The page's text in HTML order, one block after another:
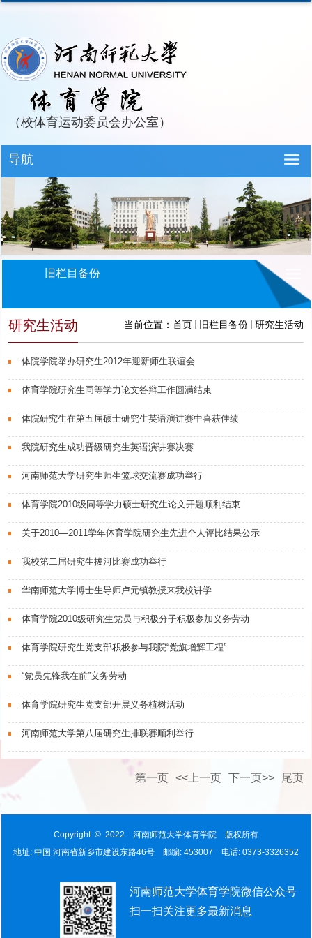
（校体育运动委员会办公室）
导航
旧栏目备份
当前位置： 首页 旧栏目备份 研究生活动
研究生活动
体院学院举办研究生2012年迎新师生联谊会
体育学院研究生同等学力论文答辩工作圆满结束
体院研究生在第五届硕士研究生英语演讲赛中喜获佳绩
我院研究生成功晋级研究生英语演讲赛决赛
河南师范大学研究生师生篮球交流赛成功举行
体育学院2010级同等学力硕士研究生论文开题顺利结束
关于2010—2011学年体育学院研究生先进个人评比结果公示
我校第二届研究生拔河比赛成功举行
华南师范大学博士生导师卢元镇教授来我校讲学
体育学院2010级研究生党员与积极分子积极参加义务劳动
体育学院研究生党支部积极参与我院“党旗增辉工程”
“党员先锋我在前”义务劳动
体育学院研究生党支部开展义务植树活动
河南师范大学第八届研究生排联赛顺利举行
第一页 <<上一页 下一页>> 尾页
Copyright © 2022 河南师范大学体育学院 版权所有
地址: 中国 河南省新乡市建设东路46号 邮编: 453007 电话: 0373-3326352
河南师范大学体育学院微信公众号
扫一扫关注更多最新消息